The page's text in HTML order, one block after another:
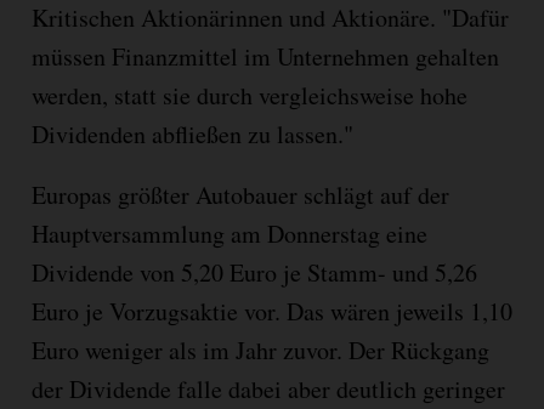
Kritischen Aktionärinnen und Aktionäre. "Dafür
müssen Finanzmittel im Unternehmen gehalten
werden, statt sie durch vergleichsweise hohe
Dividenden abfließen zu lassen."
Europas größter Autobauer schlägt auf der
Hauptversammlung am Donnerstag eine
Dividende von 5,20 Euro je Stamm- und 5,26
Euro je Vorzugsaktie vor. Das wären jeweils 1,10
Euro weniger als im Jahr zuvor. Der Rückgang
der Dividende falle dabei aber deutlich geringer